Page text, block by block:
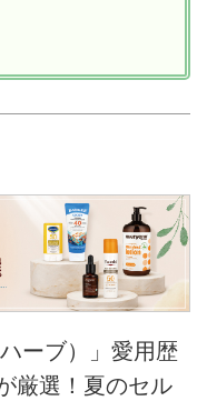
ーブ）」愛用歴
厳選！夏のセル